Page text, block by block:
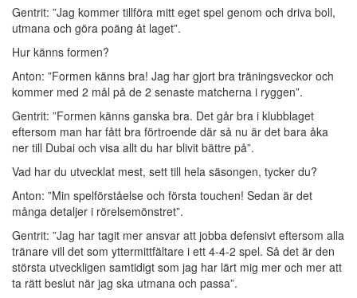
Gentrit: ”Jag kommer tillföra mitt eget spel genom och driva boll,
utmana och göra poäng åt laget”.
Hur känns formen?
Anton: ”Formen känns bra! Jag har gjort bra träningsveckor och
kommer med 2 mål på de 2 senaste matcherna i ryggen”.
Gentrit: ”Formen känns ganska bra. Det går bra i klubblaget
eftersom man har fått bra förtroende där så nu är det bara åka
ner till Dubai och visa allt du har blivit bättre på”.
Vad har du utvecklat mest, sett till hela säsongen, tycker du?
Anton: ”Min spelförståelse och första touchen! Sedan är det
många detaljer i rörelsemönstret”.
Gentrit: ”Jag har tagit mer ansvar att jobba defensivt eftersom alla
tränare vill det som yttermittfältare i ett 4-4-2 spel. Så det är den
största utveckligen samtidigt som jag har lärt mig mer och mer att
ta rätt beslut när jag ska utmana och passa”.